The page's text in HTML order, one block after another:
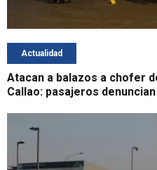
Actualidad
Atacan a balazos a chofer
Callao: pasajeros